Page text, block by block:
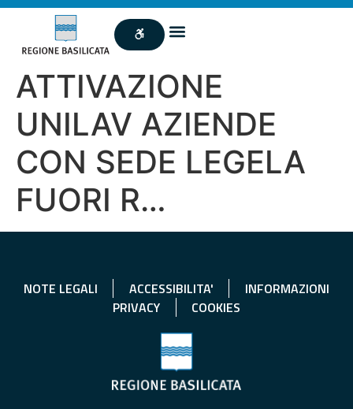
ATTIVAZIONE
UNILAV AZIENDE
CON SEDE LEGELA
FUORI R…
NOTE LEGALI ACCESSIBILITA'
INFORMAZIONI
PRIVACY
COOKIES